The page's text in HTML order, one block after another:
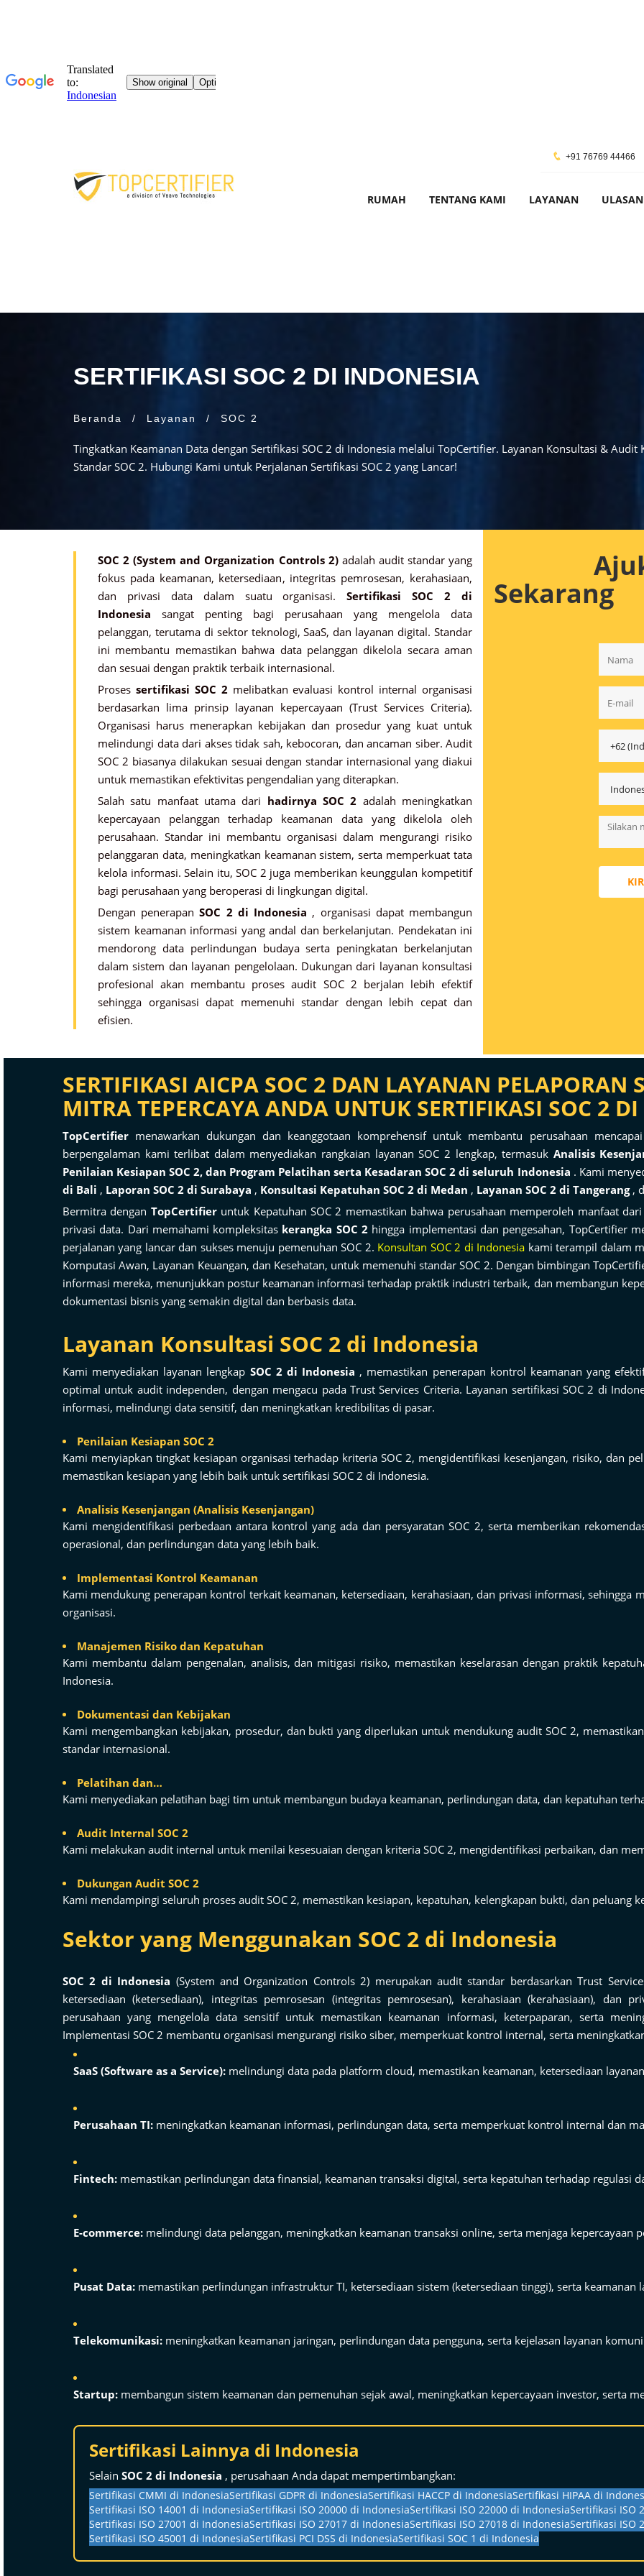
+91 76769 44466
RUMAH TENTANG KAMI LAYANAN ULASAN
SERTIFIKASI SOC 2 DI INDONESIA
Beranda / Layanan / SOC 2
Tingkatkan Keamanan Data dengan Sertifikasi SOC 2 di Indonesia melalui TopCertifier. Layanan Konsultasi &
Standar SOC 2. Hubungi Kami untuk Perjalanan Sertifikasi SOC 2 yang Lancar!
SOC 2 (System and Organization Controls 2)adalah audit standar yang
fokus pada keamanan, ketersediaan, integritas pemrosesan, kerahasiaan,
dan privasi data dalam suatu organisasi.Sertifikasi SOC 2 di
Indonesia sangat penting bagi perusahaan yang mengelola data
pelanggan, terutama di sektor teknologi, SaaS, dan layanan digital. Standar
ini membantu memastikan bahwa data pelanggan dikelola secara aman
dan sesuai dengan praktik terbaik internasional.
Proses sertifikasi SOC 2melibatkan evaluasi kontrol internal organisasi
berdasarkan lima prinsip layanan kepercayaan (Trust Services Criteria).
Organisasi harus menerapkan kebijakan dan prosedur yang kuat untuk
melindungi data dari akses tidak sah, kebocoran, dan ancaman siber. Audit
SOC 2 biasanya dilakukan sesuai dengan standar internasional yang diakui
untuk memastikan efektivitas pengendalian yang diterapkan.
Salah satu manfaat utama dari hadirnya SOC 2 adalah meningkatkan
kepercayaan pelanggan terhadap keamanan data yang dikelola oleh
perusahaan. Standar ini membantu organisasi dalam mengurangi risiko
pelanggaran data, meningkatkan keamanan sistem, serta memperkuat tata
kelola informasi. Selain itu, SOC 2 juga memberikan keunggulan kompetitif
bagi perusahaan yang beroperasi di lingkungan digital.
Dengan penerapanSOC 2 di Indonesia , organisasi dapat membangun
sistem keamanan informasi yang andal dan berkelanjutan. Pendekatan ini
mendorong data perlindungan budaya serta peningkatan berkelanjutan
dalam sistem dan layanan pengelolaan. Dukungan dari layanan konsultasi
profesional akan membantu proses audit SOC 2 berjalan lebih efektif
sehingga organisasi dapat memenuhi standar dengan lebih cepat dan
efisien.
Sekarang
SERTIFIKASI AICPA SOC 2 DAN LAYANAN PELAPORAN
MITRA TEPERCAYA ANDA UNTUK SERTIFIKASI SOC 2
TopCertifier menawarkan dukungan dan keanggotaan komprehensif untuk membantu perusahaan
berpengalaman kami terlibat dalam menyediakan rangkaian layanan SOC 2 lengkap, termasuk Analisis
Penilaian Kesiapan SOC 2, dan Program Pelatihan serta Kesadaran SOC 2 di seluruh Indonesia . Kami
di Bali , Laporan SOC 2 di Surabaya , Konsultasi Kepatuhan SOC 2 di Medan , Layanan SOC 2 di Tangerang,
Bermitra dengan TopCertifieruntuk Kepatuhan SOC 2 memastikan bahwa perusahaan memperoleh manfaat
privasi data. Dari memahami kompleksitas kerangka SOC 2 hingga implementasi dan pengesahan, TopCertifier
perjalanan yang lancar dan sukses menuju pemenuhan SOC 2. Konsultan SOC 2 di Indonesia kami terampil dalam
Komputasi Awan, Layanan Keuangan, dan Kesehatan, untuk memenuhi standar SOC 2. Dengan bimbingan
informasi mereka, menunjukkan postur keamanan informasi terhadap praktik industri terbaik, dan membangun
dokumentasi bisnis yang semakin digital dan berbasis data.
Layanan Konsultasi SOC 2 di Indonesia
Kami menyediakan layanan lengkap SOC 2 di Indonesia , memastikan penerapan kontrol keamanan yang
optimal untuk audit independen, dengan mengacu pada Trust Services Criteria. Layanan sertifikasi SOC 2 di
informasi, melindungi data sensitif, dan meningkatkan kredibilitas di pasar.
Penilaian Kesiapan SOC 2
Kami menyiapkan tingkat kesiapan organisasi terhadap kriteria SOC 2, mengidentifikasi kesenjangan, risiko, dan
memastikan kesiapan yang lebih baik untuk sertifikasi SOC 2 di Indonesia.
Analisis Kesenjangan (Analisis Kesenjangan)
Kami mengidentifikasi perbedaan antara kontrol yang ada dan persyaratan SOC 2, serta memberikan
operasional, dan perlindungan data yang lebih baik.
Implementasi Kontrol Keamanan
Kami mendukung penerapan kontrol terkait keamanan, ketersediaan, kerahasiaan, dan privasi informasi, sehingga
organisasi.
Manajemen Risiko dan Kepatuhan
Kami membantu dalam pengenalan, analisis, dan mitigasi risiko, memastikan keselarasan dengan praktik
Indonesia.
Dokumentasi dan Kebijakan
Kami mengembangkan kebijakan, prosedur, dan bukti yang diperlukan untuk mendukung audit SOC 2,
standar internasional.
Pelatihan dan…
Kami menyediakan pelatihan bagi tim untuk membangun budaya keamanan, perlindungan data, dan kepatuhan
Audit Internal SOC 2
Kami melakukan audit internal untuk menilai kesesuaian dengan kriteria SOC 2, mengidentifikasi perbaikan, dan
Dukungan Audit SOC 2
Kami mendampingi seluruh proses audit SOC 2, memastikan kesiapan, kepatuhan, kelengkapan bukti, dan peluang
Sektor yang Menggunakan SOC 2 di Indonesia
SOC 2 di Indonesia (System and Organization Controls 2) merupakan audit standar berdasarkan Trust
ketersediaan (ketersediaan), integritas pemrosesan (integritas pemrosesan), kerahasiaan (kerahasiaan), dan
perusahaan yang mengelola data sensitif untuk memastikan keamanan informasi, keterpaparan, serta
Implementasi SOC 2 membantu organisasi mengurangi risiko siber, memperkuat kontrol internal, serta
SaaS (Software as a Service): melindungi data pada platform cloud, memastikan keamanan, ketersediaan
Perusahaan TI: meningkatkan keamanan informasi, perlindungan data, serta memperkuat kontrol internal dan
Fintech: memastikan perlindungan data finansial, keamanan transaksi digital, serta kepatuhan terhadap regulasi
E-commerce: melindungi data pelanggan, meningkatkan keamanan transaksi online, serta menjaga kepercayaan
Pusat Data: memastikan perlindungan infrastruktur TI, ketersediaan sistem (ketersediaan tinggi), serta keamanan
Telekomunikasi: meningkatkan keamanan jaringan, perlindungan data pengguna, serta kejelasan layanan
Startup: membangun sistem keamanan dan pemenuhan sejak awal, meningkatkan kepercayaan investor, serta
Sertifikasi Lainnya di Indonesia
Selain SOC 2 di Indonesia , perusahaan Anda dapat mempertimbangkan:
Sertifikasi CMMI di IndonesiaSertifikasi GDPR di IndonesiaSertifikasi HACCP di IndonesiaSertifikasi HIPAA di
Sertifikasi ISO 14001 di IndonesiaSertifikasi ISO 20000 di IndonesiaSertifikasi ISO 22000 di IndonesiaSertifikasi ISO
Sertifikasi ISO 27001 di IndonesiaSertifikasi ISO 27017 di IndonesiaSertifikasi ISO 27018 di IndonesiaSertifikasi ISO
Sertifikasi ISO 45001 di IndonesiaSertifikasi PCI DSS di IndonesiaSertifikasi SOC 1 di Indonesia